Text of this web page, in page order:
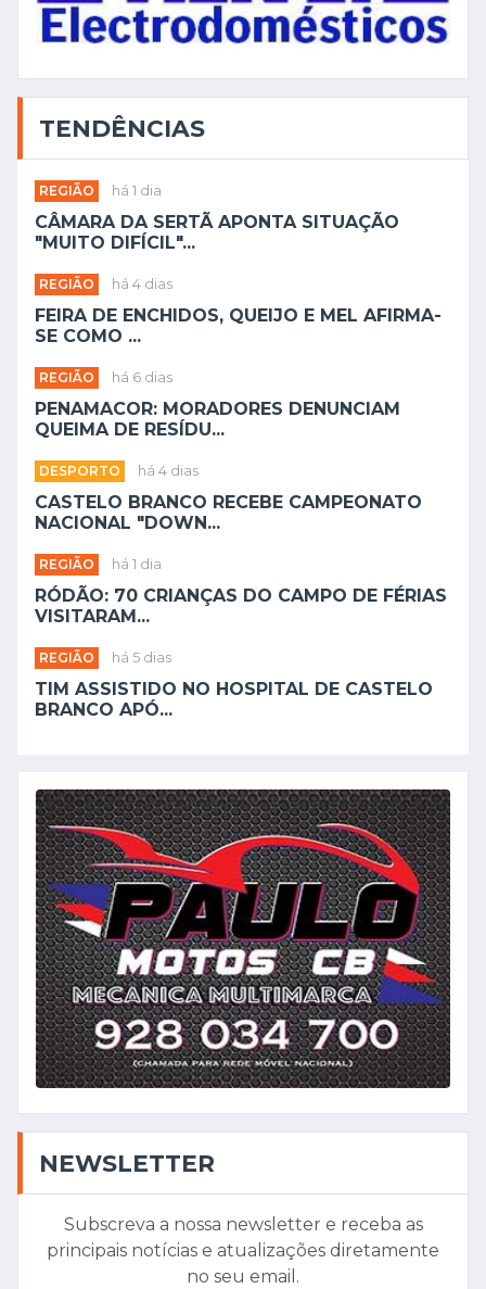
TENDÊNCIAS
REGIÃO há 1 dia
CÂMARA DA SERTÃ APONTA SITUAÇÃO
"MUITO DIFÍCIL"...
REGIÃO há 4 dias
FEIRA DE ENCHIDOS, QUEIJO E MEL AFIRMA-
SE COMO ...
REGIÃO há 6 dias
PENAMACOR: MORADORES DENUNCIAM
QUEIMA DE RESÍDU...
DESPORTO há 4 dias
CASTELO BRANCO RECEBE CAMPEONATO
NACIONAL "DOWN...
REGIÃO há 1 dia
RÓDÃO: 70 CRIANÇAS DO CAMPO DE FÉRIAS
VISITARAM...
REGIÃO há 5 dias
TIM ASSISTIDO NO HOSPITAL DE CASTELO
BRANCO APÓ...
NEWSLETTER
Subscreva a nossa newsletter e receba as
principais notícias e atualizações diretamente
no seu email.